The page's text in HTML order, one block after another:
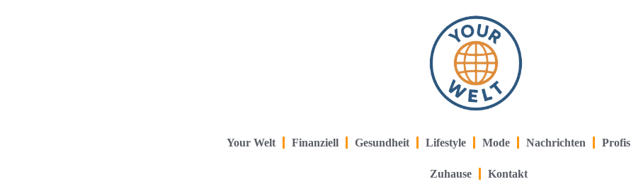
Your Welt Finanziell Gesundheit Lifestyle Mode Nachrichten Profis
Zuhause Kontakt